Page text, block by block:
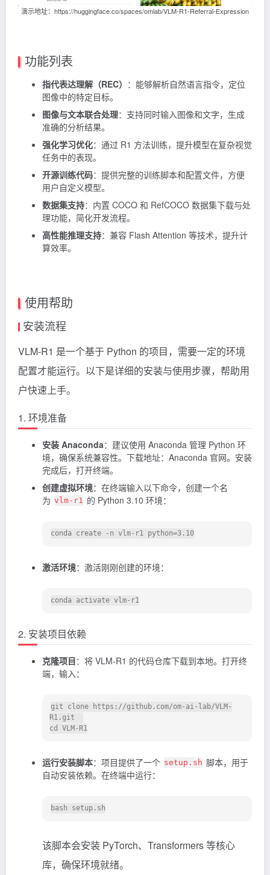
演示地址：https://huggingface.co/spaces/omlab/VLM-R1-Referral-Expression
功能列表
指代表达理解（REC） ：能够解析自然语言指令，定位
图像中的特定目标。
图像与文本联合处理：支持同时输入图像和文字，生成
准确的分析结果。
强化学习优化：通过 R1 方法训练，提升模型在复杂视觉
任务中的表现。
开源训练代码：提供完整的训练脚本和配置文件，方便
用户自定义模型。
数据集支持：内置 COCO 和 RefCOCO 数据集下载与处
理功能，简化开发流程。
高性能推理支持：兼容 Flash Attention 等技术，提升计
算效率。
使用帮助
安装流程
VLM-R1 是一个基于 Python 的项目，需要一定的环境
配置才能运行。以下是详细的安装与使用步骤，帮助用
户快速上手。
1. 环境准备
安装 Anaconda：建议使用 Anaconda 管理 Python 环
境，确保系统兼容性。下载地址：Anaconda 官网。安装
完成后，打开终端。
创建虚拟环境：在终端输入以下命令，创建一个名
为 vlm-r1 的 Python 3.10 环境：
conda create -n vlm-r1 python=3.10
激活环境：激活刚刚创建的环境：
2. 安装项目依赖
克隆项目：将 VLM-R1 的代码仓库下载到本地。打开终
端，输入：
git clone https://github.com/om-ai-lab/VLM-
R1.git
运行安装脚本：项目提供了一个 setup.sh 脚本，用于
自动安装依赖。在终端中运行：
该脚本会安装 PyTorch、Transformers 等核心
库，确保环境就绪。